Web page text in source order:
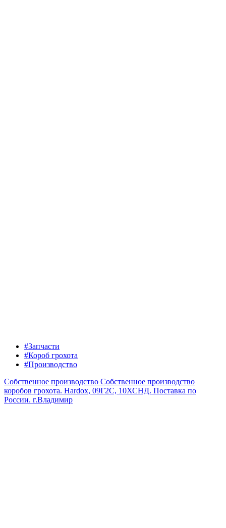
#Запчасти
#Короб грохота
#Производство
Собственное производство Собственное производство
коробов грохота. Hardox, 09Г2С, 10ХСНД. Поставка по
России. г.Владимир